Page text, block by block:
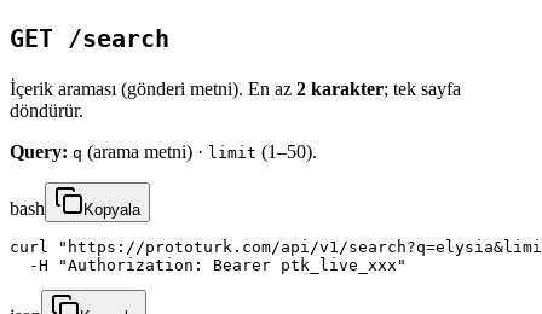
GET /search
İçerik araması (gönderi metni). En az 2 karakter; tek sayfa
döndürür.
Query: q (arama metni) · limit (1–50).
bash Kopyala
curl "https://prototurk.com/api/v1/
  -H "Authorization: Bearer ptk_live_xxx"